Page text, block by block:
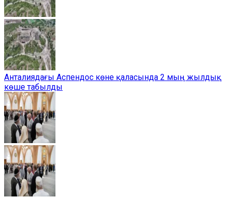
Анталиядағы Аспендос көне қаласында 2 мың жылдық
көше табылды